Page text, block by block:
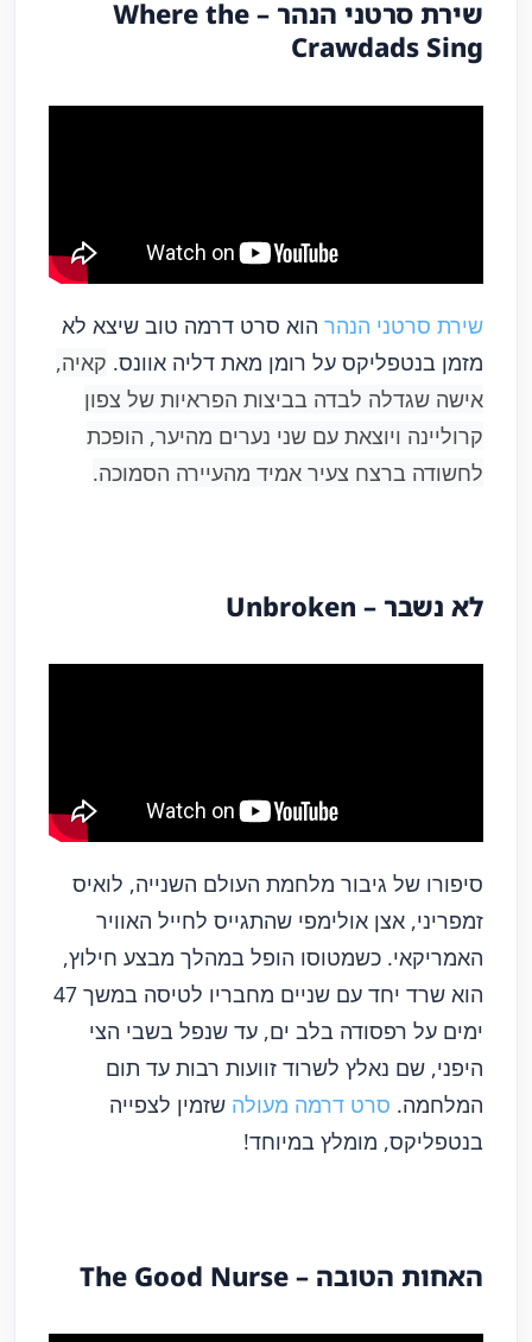
שירת סרטני הנהר – Where the
Crawdads Sing
שירת סרטני הנהר הוא סרט דרמה טוב שיצא לא
מזמן בנטפליקס על רומן מאת דליה אוונס. קאיה,
אישה שגדלה לבדה בביצות הפראיות של צפון
קרוליינה ויוצאת עם שני נערים מהיער, הופכת
לחשודה ברצח צעיר אמיד מהעיירה הסמוכה.
לא נשבר – Unbroken
סיפורו של גיבור מלחמת העולם השנייה, לואיס
זמפריני, אצן אולימפי שהתגייס לחייל האוויר
האמריקאי. כשמטוסו הופל במהלך מבצע חילוץ,
הוא שרד יחד עם שניים מחבריו לטיסה במשך 47
ימים על רפסודה בלב ים, עד שנפל בשבי הצי
היפני, שם נאלץ לשרוד זוועות רבות עד תום
המלחמה. סרט דרמה מעולה שזמין לצפייה
בנטפליקס, מומלץ במיוחד!
האחות הטובה – The Good Nurse